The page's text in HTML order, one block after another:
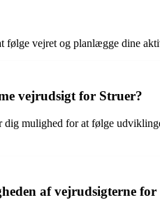
vejret og planlægge dine
vejrudsigt for Struer?
mulighed for at følge
af ​​vejrudsigterne